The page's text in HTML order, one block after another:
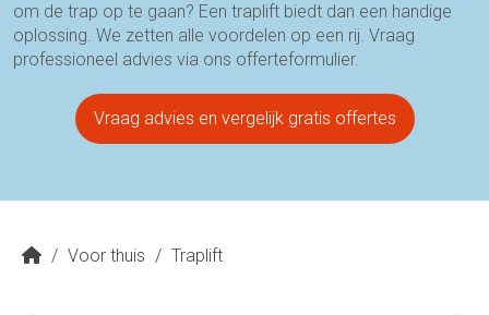
om de trap op te gaan? Een traplift biedt dan een handige
oplossing. We zetten alle voordelen op een rij. Vraag
professioneel advies via ons offerteformulier.
Vraag advies en vergelijk gratis offertes
/ Voor thuis / Traplift